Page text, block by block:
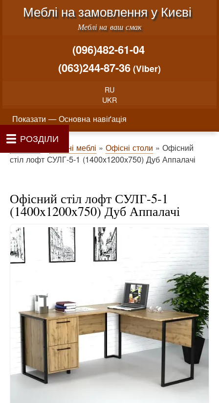
Перейти до основного
Меню облікового запису користувача
Меблі на замовлення у Києві
Меблі на ваш смак
(096)482-61-04
(063)244-87-36 (Viber)
RU
UKR
Основна навіґація
Показати — Основна навіґація
Головна
Як проводиться замовлення меблів
Про нас
Матеріали та фурнітура
Вартість виготовлення меблів
Контакти
Фотогалерея
Рядок навіґації
Головна Офісні меблі Офісні столи
Офісний
стіл лофт СУЛГ-5-1 (1400x1200x750) Дуб Аппалачі
Офісний стіл лофт СУЛГ-5-1
(1400x1200x750) Дуб Аппалачі
РОЗДІЛИ